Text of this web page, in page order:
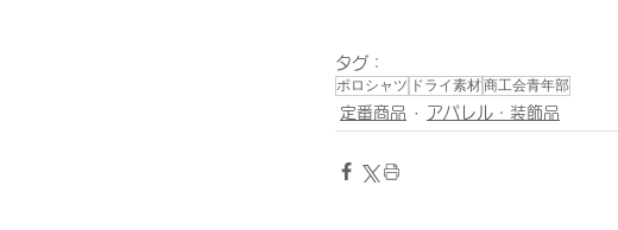
タグ：
ポロシャツ ドライ素材商工会青年部
定番商品
アパレル・装飾品